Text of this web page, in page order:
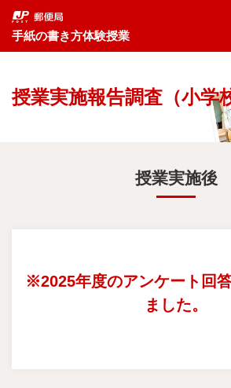
手紙の書き方体験授業
授業実施報告調査（小学
授業実施後
※2025年度のアンケート回
ました。